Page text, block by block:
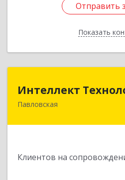
Отправить
Показать
Отправить
Назад
Интеллект
Павловская
Клиентов на
352040, Краснодарский